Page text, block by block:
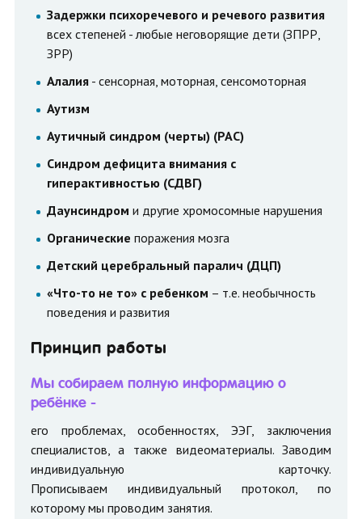
Задержки психоречевого и речевого развития
всех степеней - любые неговорящие дети (ЗПРР,
ЗРР)
Алалия- сенсорная, моторная, сенсомоторная
Аутизм
Аутичный синдром (черты) (РАС)
Синдром дефицита внимания с
гиперактивностью (СДВГ)
Даунсиндром и другие хромосомные нарушения
Органические поражения мозга
Детский церебральный паралич (ДЦП)
«Что-то не то» с ребенком – т.е. необычность
поведения и развития
Принцип работы
Мы собираем полную информацию о
ребёнке -
его проблемах, особенностях, ЭЭГ, заключения
специалистов, а также видеоматериалы. Заводим
индивидуальную карточку.
Прописываем индивидуальный протокол, по
которому мы проводим занятия.